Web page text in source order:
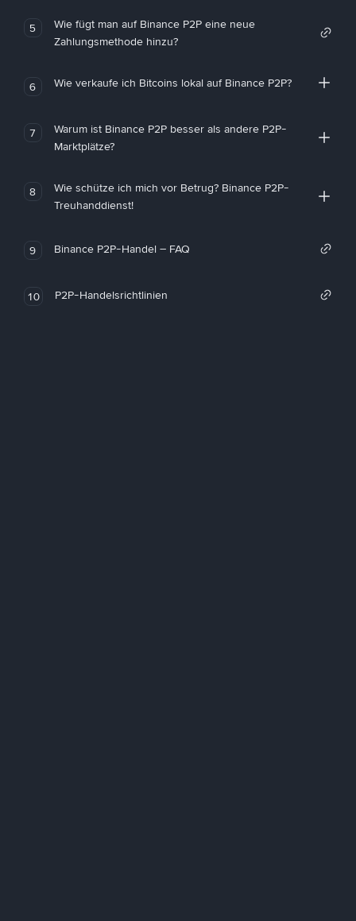
5
Wie fügt man auf Binance P2P eine neue
Zahlungsmethode hinzu?
6 Wie verkaufe ich Bitcoins lokal auf Binance P2P?
7
Warum ist Binance P2P besser als andere P2P-
Marktplätze?
8
Wie schütze ich mich vor Betrug? Binance P2P-
Treuhanddienst!
9 Binance P2P-Handel – FAQ
10 P2P-Handelsrichtlinien